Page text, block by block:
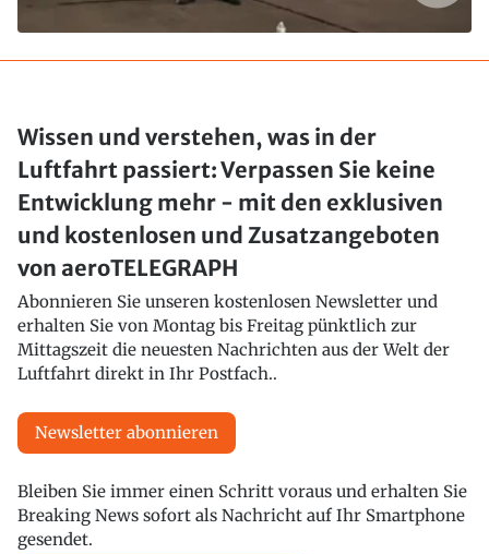
Wissen und verstehen, was in der
Luftfahrt passiert: Verpassen Sie keine
Entwicklung mehr - mit den exklusiven
und kostenlosen und Zusatzangeboten
von aeroTELEGRAPH
Abonnieren Sie unseren kostenlosen Newsletter und
erhalten Sie von Montag bis Freitag pünktlich zur
Mittagszeit die neuesten Nachrichten aus der Welt der
Luftfahrt direkt in Ihr Postfach..
Newsletter abonnieren
Bleiben Sie immer einen Schritt voraus und erhalten Sie
Breaking News sofort als Nachricht auf Ihr Smartphone
gesendet.